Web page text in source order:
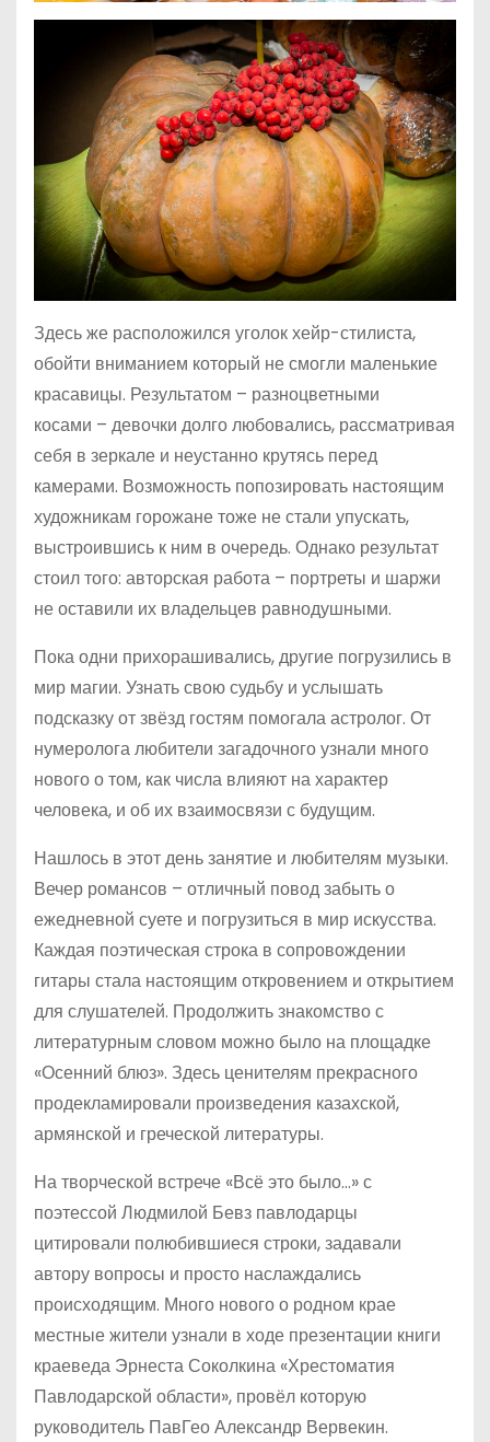
Здесь же расположился уголок хейр-стилиста,
обойти вниманием который не смогли маленькие
красавицы. Результатом – разноцветными
косами – девочки долго любовались, рассматривая
себя в зеркале и неустанно крутясь перед
камерами. Возможность попозировать настоящим
художникам горожане тоже не стали упускать,
выстроившись к ним в очередь. Однако результат
стоил того: авторская работа – портреты и шаржи
не оставили их владельцев равнодушными.
Пока одни прихорашивались, другие погрузились в
мир магии. Узнать свою судьбу и услышать
подсказку от звёзд гостям помогала астролог. От
нумеролога любители загадочного узнали много
нового о том, как числа влияют на характер
человека, и об их взаимосвязи с будущим.
Нашлось в этот день занятие и любителям музыки.
Вечер романсов – отличный повод забыть о
ежедневной суете и погрузиться в мир искусства.
Каждая поэтическая строка в сопровождении
гитары стала настоящим откровением и открытием
для слушателей. Продолжить знакомство с
литературным словом можно было на площадке
«Осенний блюз». Здесь ценителям прекрасного
продекламировали произведения казахской,
армянской и греческой литературы.
На творческой встрече «Всё это было…» с
поэтессой Людмилой Бевз павлодарцы
цитировали полюбившиеся строки, задавали
автору вопросы и просто наслаждались
происходящим. Много нового о родном крае
местные жители узнали в ходе презентации книги
краеведа Эрнеста Соколкина «Хрестоматия
Павлодарской области», провёл которую
руководитель ПавГео Александр Вервекин.